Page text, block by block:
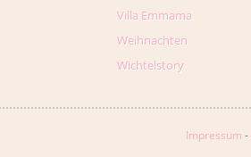
Villa Emmama
Weihnachten
Wichtelstory
Impressum -